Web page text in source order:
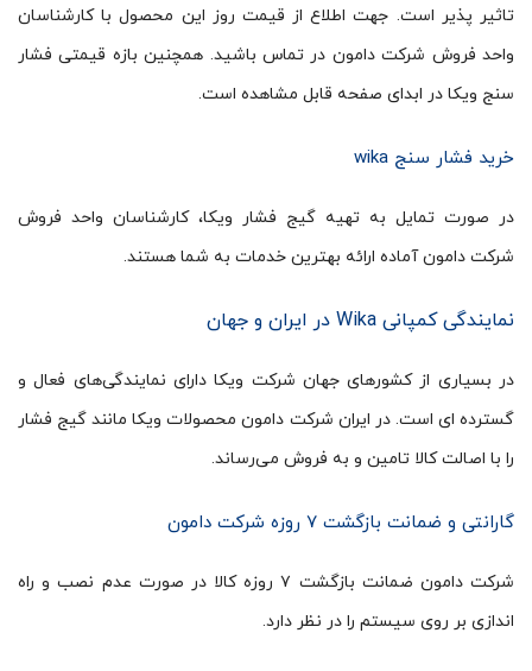
تاثیر پذیر است. جهت اطلاع از قیمت روز این محصول با کارشناسان
واحد فروش شرکت دامون در تماس باشید. همچنین بازه قیمتی فشار
سنج ویکا در ابدای صفحه قابل مشاهده است.
خرید فشار سنج wika
در صورت تمایل به تهیه گیج فشار ویکا، کارشناسان واحد فروش
شرکت دامون آماده ارائه بهترین خدمات به شما هستند.
نمایندگی کمپانی Wika در ایران و جهان
در بسیاری از کشورهای جهان شرکت ویکا دارای نمایندگی‌های فعال و
گسترده ای است. در ایران شرکت دامون محصولات ویکا مانند گیج فشار
را با اصالت کالا تامین و به فروش می‌رساند.
گارانتی و ضمانت بازگشت ۷ روزه شرکت دامون
شرکت دامون ضمانت بازگشت ۷ روزه کالا در صورت عدم نصب و راه
اندازی بر روی سیستم را در نظر دارد.